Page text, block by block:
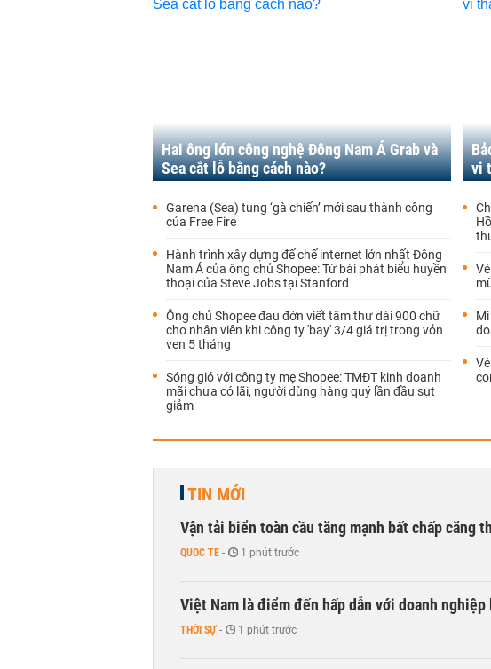
Hai ông lớn công nghệ Đông Nam Á Grab và
Sea cắt lỗ bằng cách nào?
Garena (Sea) tung ‘gà chiến’ mới sau thành công
của Free Fire
Hành trình xây dựng đế chế internet lớn nhất Đông
Nam Á của ông chủ Shopee: Từ bài phát biểu huyền
thoại của Steve Jobs tại Stanford
Ông chủ Shopee đau đớn viết tâm thư dài 900 chữ
cho nhân viên khi công ty 'bay' 3/4 giá trị trong vỏn
vẹn 5 tháng
Sóng gió với công ty mẹ Shopee: TMĐT kinh doanh
mãi chưa có lãi, người dùng hàng quý lần đầu sụt
giảm
vi
TIN MỚI
Vận tải biển toàn cầu tăng mạnh bất chấp căng
QUỐC TẾ - 1 phút trước
Việt Nam là điểm đến hấp dẫn với doanh nghiệp
THỜI SỰ - 1 phút trước